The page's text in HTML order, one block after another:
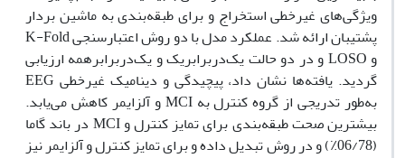
ویژگی‌های غیرخطی استخراج و برای طبقه‌بندی به ماشین بردار
پشتیبان ارائه شد. عملکرد مدل با دو روش اعتبارسنجی K-Fold
و LOSO و در دو حالت‌ یک‌در‌برابر‌یک و یک‌در‌برابر‌همه ارزیابی
گردید. یافته‌ها نشان داد، پیچیدگی و دینامیک غیرخطی EEG
به‌طور تدریجی از گروه کنترل به MCI و آلزایمر کاهش می‌یابد.
بیشترین صحت طبقه‌بندی برای تمایز کنترل و MCI در باند گاما
(06/78٪) و در روش تبدیل داده و برای تمایز کنترل و آلزایمر نیز